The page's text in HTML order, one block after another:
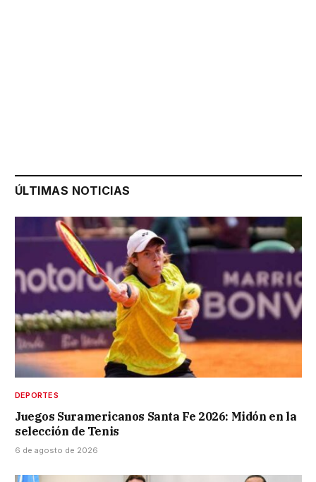
ÚLTIMAS NOTICIAS
DEPORTES
Juegos Suramericanos Santa Fe 2026: Midón en la
selección de Tenis
6 de agosto de 2026